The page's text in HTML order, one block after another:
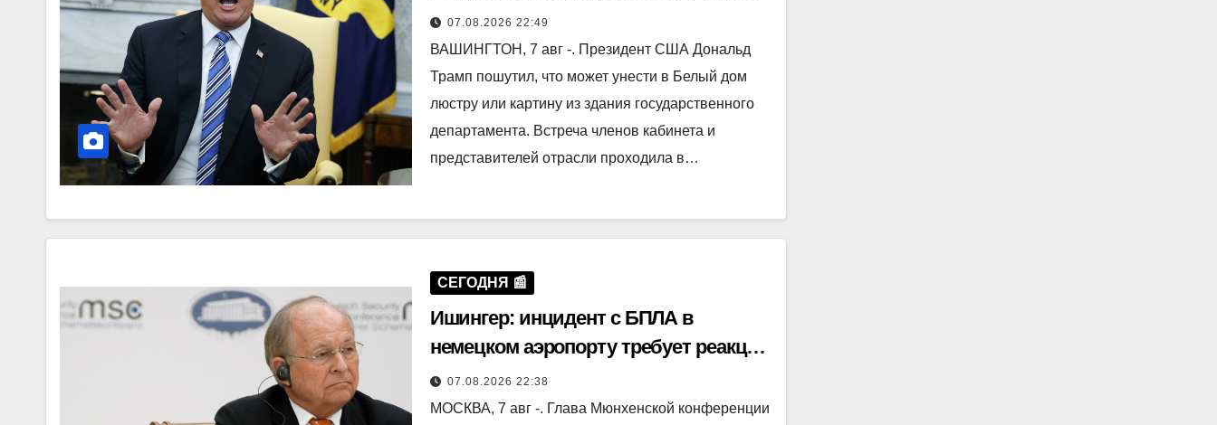
картину
07.08.2026 22:49
ВАШИНГТОН, 7 авг -. Президент США Дональд
Трамп пошутил, что может унести в Белый дом
люстру или картину из здания государственного
департамента. Встреча членов кабинета и
представителей отрасли проходила в…
СЕГОДНЯ 📰
Ишингер: инцидент с БПЛА в
немецком аэропорту требует реакции
ЕС и НАТО
07.08.2026 22:38
МОСКВА, 7 авг -. Глава Мюнхенской конференции